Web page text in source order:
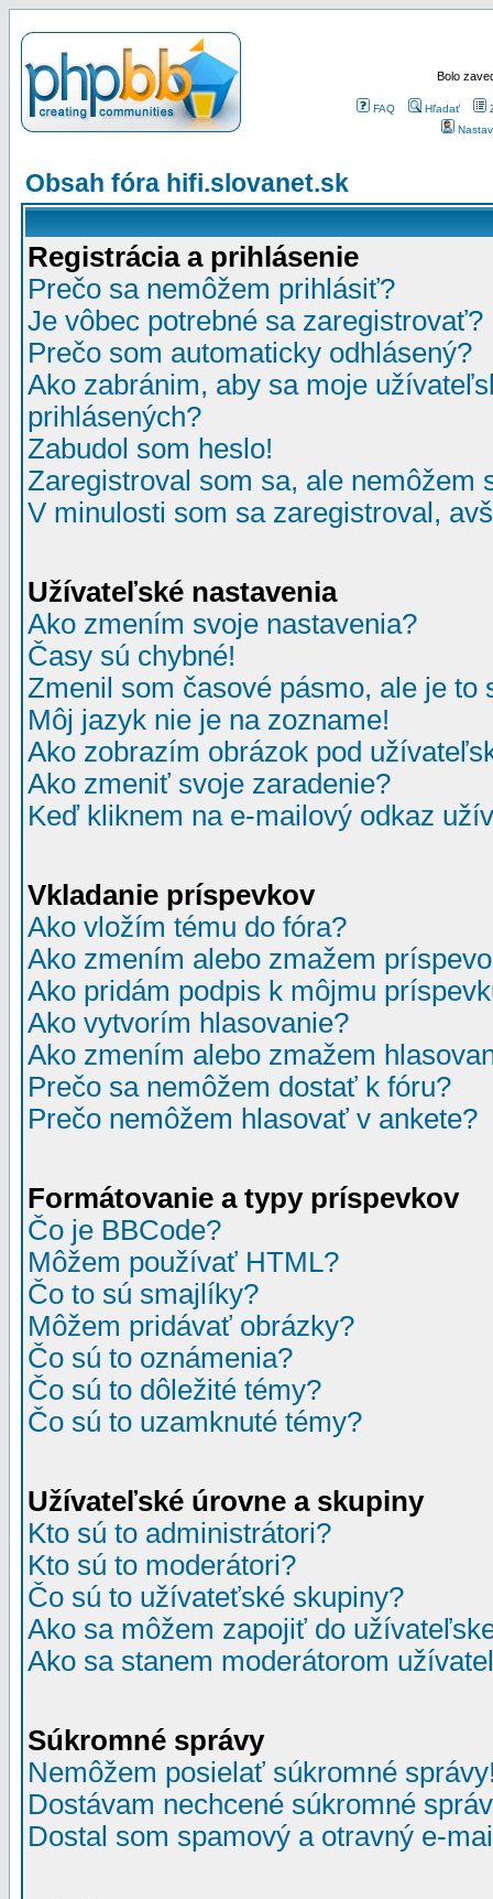
Bolo
FAQ Hľadať
Obsah fóra hifi.slovanet.sk
Registrácia a prihlásenie
Prečo sa nemôžem prihlásiť?
Je vôbec potrebné sa zaregistrovať?
Prečo som automaticky odhlásený?
Ako zabránim, aby sa moje
prihlásených?
Zabudol som heslo!
Zaregistroval som sa, ale nemôžem
V minulosti som sa zaregistroval,
Užívateľské nastavenia
Ako zmením svoje nastavenia?
Časy sú chybné!
Zmenil som časové pásmo, ale je to
Môj jazyk nie je na zozname!
Ako zobrazím obrázok pod
Ako zmeniť svoje zaradenie?
Keď kliknem na e-mailový odkaz
Vkladanie príspevkov
Ako vložím tému do fóra?
Ako zmením alebo zmažem
Ako pridám podpis k môjmu
Ako vytvorím hlasovanie?
Ako zmením alebo zmažem
Prečo sa nemôžem dostať k fóru?
Prečo nemôžem hlasovať v ankete?
Formátovanie a typy príspevkov
Čo je BBCode?
Môžem používať HTML?
Čo to sú smajlíky?
Môžem pridávať obrázky?
Čo sú to oznámenia?
Čo sú to dôležité témy?
Čo sú to uzamknuté témy?
Užívateľské úrovne a skupiny
Kto sú to administrátori?
Kto sú to moderátori?
Čo sú to užívateťské skupiny?
Ako sa môžem zapojiť do
Ako sa stanem moderátorom
Súkromné správy
Nemôžem posielať súkromné
Dostávam nechcené súkromné
Dostal som spamový a otravný e-